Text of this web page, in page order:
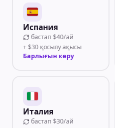
Испания
бастап $40/ай
+ $30 қосылу ақысы
Барлығын көру
Италия
бастап $30/ай